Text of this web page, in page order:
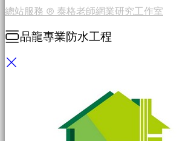
總站服務 ® 泰格老師網業研究工作室
品龍專業防水工程